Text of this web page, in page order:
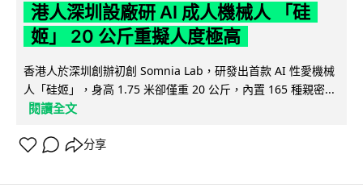
港人深圳設廠研 AI 成人機械人 「硅
姬」 20 公斤重擬人度極高
香港人於深圳創辦初創 Somnia Lab，研發出首款 AI 性愛機械
人「硅姬」，身高 1.75 米卻僅重 20 公斤，內置 165 種親密...
閱讀全文
分享